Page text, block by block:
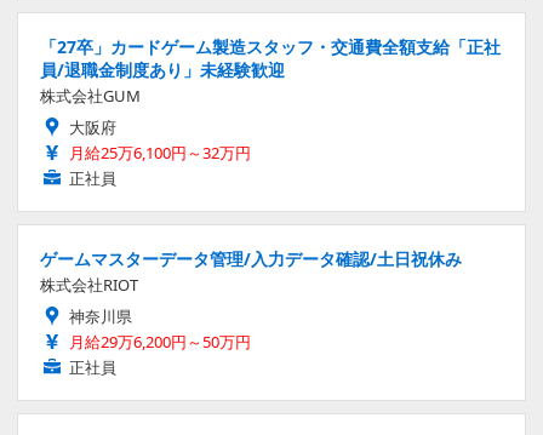
「27卒」カードゲーム製造スタッフ・交通費全額支給「正社
員/退職金制度あり」未経験歓迎
株式会社GUM
大阪府
月給25万6,100円～32万円
正社員
ゲームマスターデータ管理/入力データ確認/土日祝休み
株式会社RIOT
神奈川県
月給29万6,200円～50万円
正社員